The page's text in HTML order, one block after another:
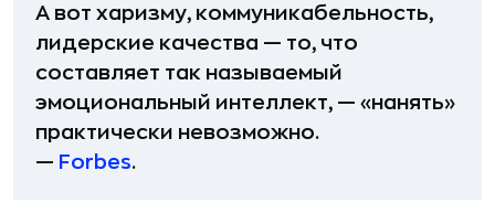
А вот харизму, коммуникабельность,
лидерские качества — то, что
составляет так называемый
эмоциональный интеллект, — «нанять»
практически невозможно.
— Forbes.